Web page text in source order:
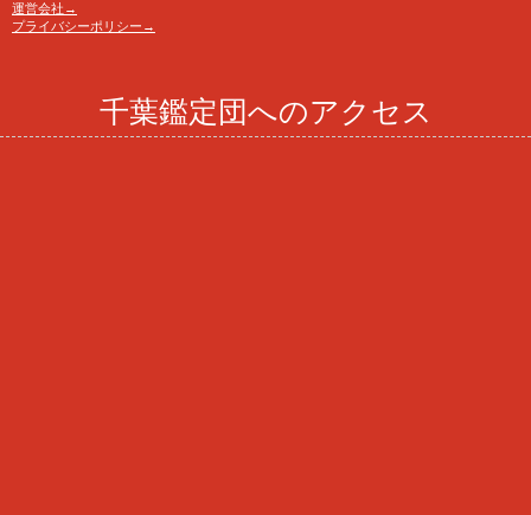
運営会社→
プライバシーポリシー→
千葉鑑定団へのアクセス